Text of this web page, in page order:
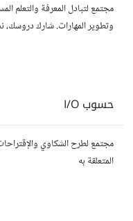
مجتمع لتبادل المعرفة والتعلم
وتطوير المهارات. شارك
حسوب I/O
المتعلقة به